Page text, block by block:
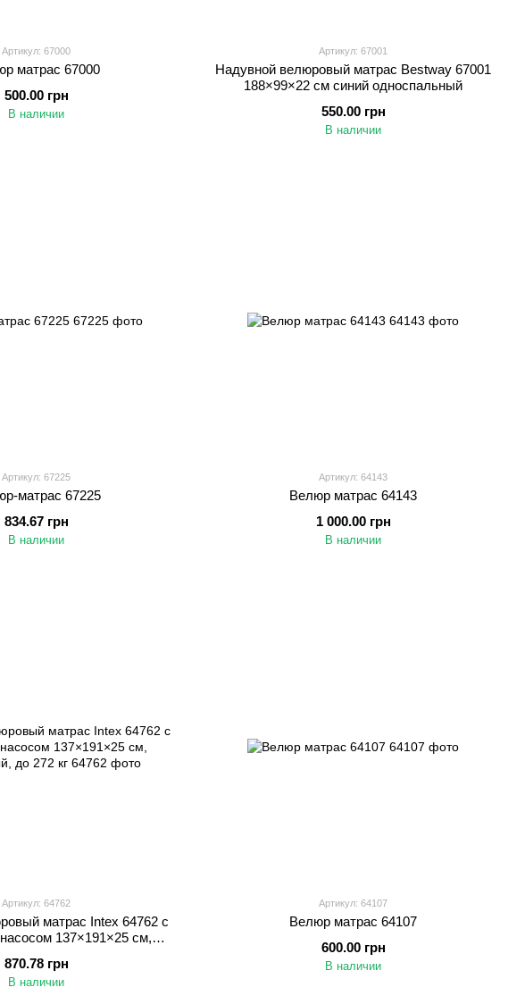
Артикул: 67000
матрас 67000
500.00 грн
В наличии
Артикул: 67001
Надувной велюровый матрас Bestway 67001
188×99×22 см синий односпальный
550.00 грн
В наличии
Артикул: 67225
матрас 67225
834.67 грн
В наличии
Артикул: 64143
Велюр матрас 64143
1 000.00 грн
В наличии
Артикул: 64762
матрас Intex 64762 с
137×191×25 см,
870.78 грн
В наличии
Артикул: 64107
Велюр матрас 64107
600.00 грн
В наличии